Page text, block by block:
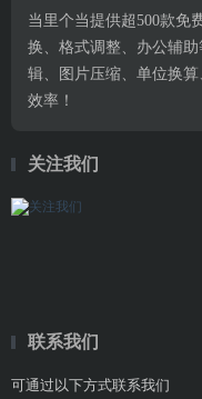
当里个当提供超500款免
换、格式调整、办公辅
辑、图片压缩、单位换
效率！
关注我们
联系我们
可通过以下方式联系我们